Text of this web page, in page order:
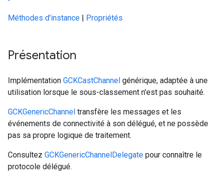
Méthodes d'instance | Propriétés
Présentation
Implémentation GCKCastChannel générique, adaptée à une
utilisation lorsque le sous-classement n'est pas souhaité.
GCKGenericChannel transfère les messages et les
événements de connectivité à son délégué, et ne possède
pas sa propre logique de traitement.
Consultez GCKGenericChannelDelegate pour connaître le
protocole délégué.